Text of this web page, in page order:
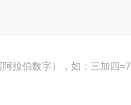
拉伯数字），如：三加四=7